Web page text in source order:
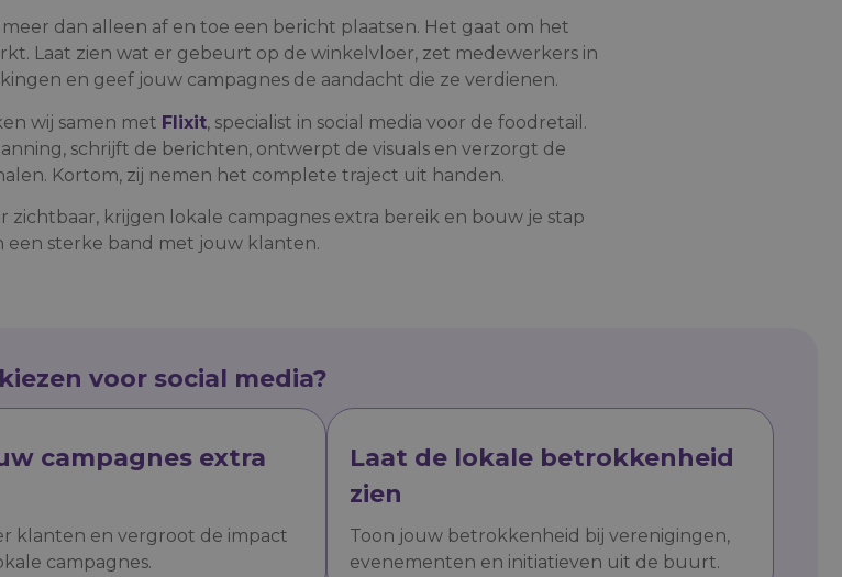
dan alleen af en toe een bericht plaatsen. Het gaat om het
Laat zien wat er gebeurt op de winkelvloer, zet medewerkers in
en geef jouw campagnes de aandacht die ze verdienen.
wij samen met Flixit, specialist in social media voor de foodretail.
schrijft de berichten, ontwerpt de visuals en verzorgt de
Kortom, zij nemen het complete traject uit handen.
krijgen lokale campagnes extra bereik en bouw je stap
een sterke band met jouw klanten.
kiezen voor social media?
campagnes extra
klanten en vergroot de impact
campagnes.
Laat de lokale betrokkenheid
zien
Toon jouw betrokkenheid bij verenigingen,
evenementen en initiatieven uit de buurt.